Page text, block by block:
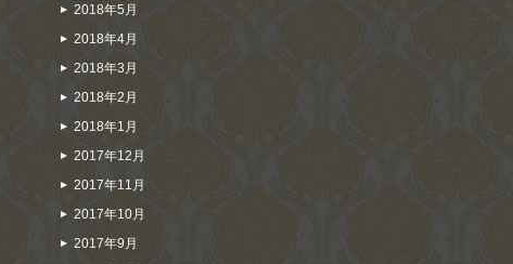
2018年5月
2018年4月
2018年3月
2018年2月
2018年1月
2017年12月
2017年11月
2017年10月
2017年9月